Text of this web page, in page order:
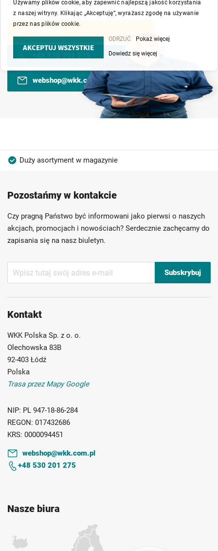
doradcy chętnie Ci pomogą.
webshop@wkk.com.pl
Duży asortyment w magazynie
Szybka dostawa
Indywidualni doradcy
Ponad 40 lat doświadczenia
Możliwość własnego etykietowania
Pozostańmy w kontakcie
Czy pragną Państwo być informowani jako pierwsi o naszych
akcjach, promocjach i nowościach? Serdecznie zachęcamy do
zapisania się na nasz biuletyn.
nasz
Subskrybuj
Kontakt
WKK Polska Sp. z o. o.
Olechowska 83B
92-403 Łódź
Polska
Trasa przez Mapy Google
NIP: PL 947-18-86-284
REGON: 017432686
KRS: 0000094451
webshop@wkk.com.pl
+48 530 201 275
Nasze biura
Używamy plików cookie, aby zapewnić najlepszą jakość korzystania
z naszej witryny. Klikając „Akceptuję”, wyrażasz zgodę na używanie
przez nas plików cookie.
AKCEPTUJ WSZYSTKIE
ODRZUĆ Pokaż więcej
Dowiedz się więcej